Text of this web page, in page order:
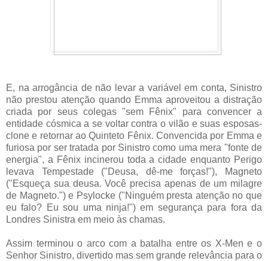
E, na arrogância de não levar a variável em conta, Sinistro
não prestou atenção quando Emma aproveitou a distração
criada por seus colegas "sem Fênix" para convencer a
entidade cósmica a se voltar contra o vilão e suas esposas-
clone e retornar ao Quinteto Fênix. Convencida por Emma e
furiosa por ser tratada por Sinistro como uma mera "fonte de
energia", a Fênix incinerou toda a cidade enquanto Perigo
levava Tempestade ("Deusa, dê-me forças!"), Magneto
("Esqueça sua deusa. Você precisa apenas de um milagre
de Magneto.") e Psylocke ("Ninguém presta atenção no que
eu falo? Eu sou uma ninja!") em segurança para fora da
Londres Sinistra em meio às chamas.
Assim terminou o arco com a batalha entre os X-Men e o
Senhor Sinistro, divertido mas sem grande relevância para o